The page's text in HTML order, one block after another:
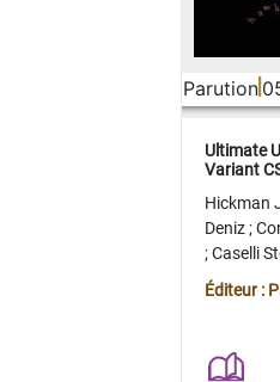
Parution
Ultimate
Variant
Hickman
Deniz;
;Caselli
Juan
Éditeur :